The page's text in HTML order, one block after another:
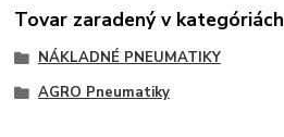
Tovar zaradený v kategóriách
NÁKLADNÉ PNEUMATIKY
AGRO Pneumatiky